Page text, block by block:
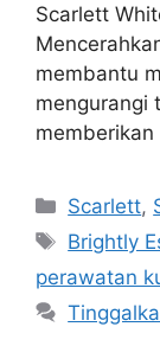
Scarlett
membantu
mengurangi
Kategori
Scarlett,
Tag
Brightly
perawatan